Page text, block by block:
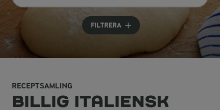
Skriv in sökord för att få förslag
FILTRERA
RECEPTSAMLING
BILLIG ITALIENSK